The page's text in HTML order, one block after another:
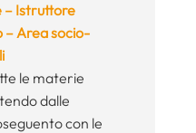
– Istruttore
– Area socio-
le materie
dalle
con le